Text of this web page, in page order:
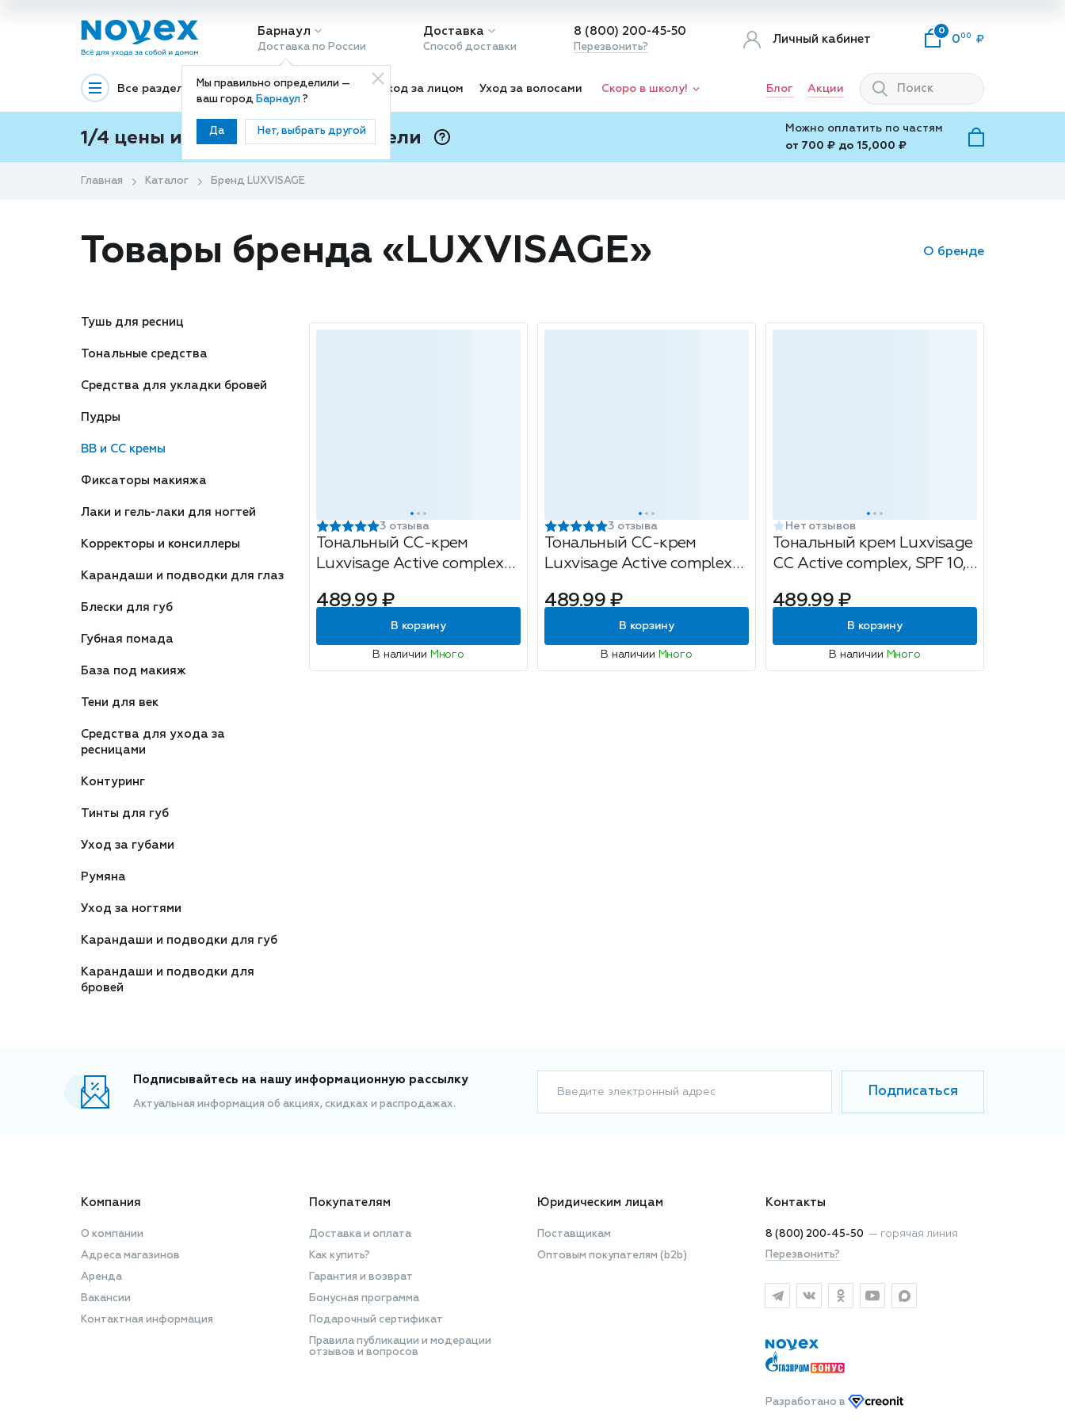
Барнаул
Доставка по России
Мы правильно определили —
ваш город Барнаул?
Да Нет, выбрать другой
Доставка
Способ доставки
8 (800) 200-45-50
Перезвонить?
Личный кабинет
0
0 00
Все разделы Декоративная косметика Уход за лицом Уход за волосами Скоро в школу! Блог Акции
1/4 цены и покупки ваши с Подели
Можно оплатить по частям
от 700 ₽ до 15,000 ₽
Главная Каталог Бренд LUXVISAGE
Товары бренда «LUXVISAGE» О бренде
Тушь для ресниц
Тональные средства
Средства для укладки бровей
Пудры
BB и CC кремы
Фиксаторы макияжа
Лаки и гель-лаки для ногтей
Корректоры и консиллеры
Карандаши и подводки для глаз
Блески для губ
Губная помада
База под макияж
Тени для век
Средства для ухода за
ресницами
Контуринг
Тинты для губ
Уход за губами
Румяна
Уход за ногтями
Карандаши и подводки для губ
Карандаши и подводки для
бровей
3 отзыва
Тональный CC-крем
Luxvisage Active complex
489.99 ₽
В корзину
В наличии Много
3 отзыва
Тональный CC-крем
Luxvisage Active complex
489.99 ₽
В корзину
В наличии Много
Нет отзывов
Тональный крем Luxvisage
CC Active complex, SPF 10,
489.99 ₽
В корзину
В наличии Много
Подписывайтесь на нашу информационную рассылку
Актуальная информация об акциях, скидках и распродажах.
Введите электронный адрес Подписаться
Компания
О компании
Адреса магазинов
Аренда
Вакансии
Контактная информация
Покупателям
Доставка и оплата
Как купить?
Гарантия и возврат
Бонусная программа
Подарочный сертификат
Правила публикации и модерации
отзывов и вопросов
Юридическим лицам
Поставщикам
Оптовым покупателям (b2b)
Контакты
8 (800) 200-45-50 — горячая линия
Перезвонить?
Разработано в